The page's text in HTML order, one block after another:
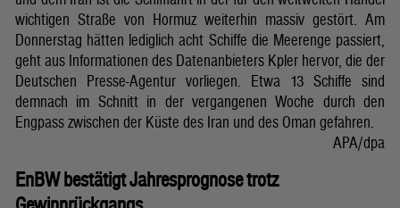
wichtigen Straße von Hormuz weiterhin massiv gestört. Am
Donnerstag hätten lediglich acht Schiffe die Meerenge passiert,
geht aus Informationen des Datenanbieters Kpler hervor, die der
Deutschen Presse-Agentur vorliegen. Etwa 13 Schiffe sind
demnach im Schnitt in der vergangenen Woche durch den
Engpass zwischen der Küste des Iran und des Oman gefahren.
APA/dpa
EnBW bestätigt Jahresprognose trotz